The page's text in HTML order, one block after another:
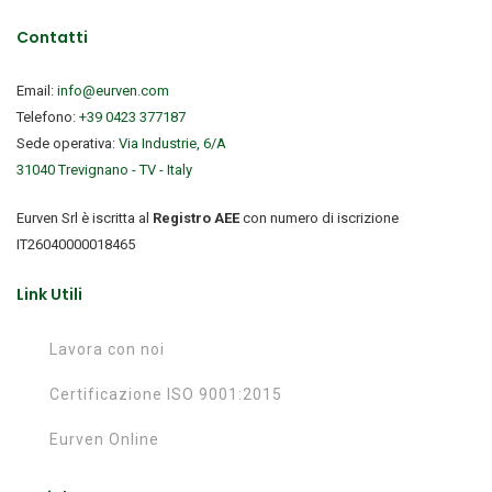
Contatti
Email: info@eurven.com
Telefono: +39 0423 377187
Sede operativa: Via Industrie, 6/A
31040 Trevignano - TV - Italy
Eurven Srl è iscritta al Registro AEE con numero di iscrizione
IT26040000018465
Link Utili
Lavora con noi
Certificazione ISO 9001:2015
Eurven Online